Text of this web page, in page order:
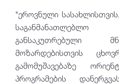
"ეროვნული
განსაკუთრებული
მოზარდებისთვის
გამომუშავებაზე
პროგრამების